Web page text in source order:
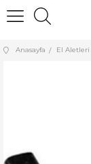
Anasayfa El Aletleri